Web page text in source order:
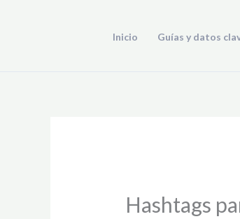
Inicio Guías y datos
Hashtags